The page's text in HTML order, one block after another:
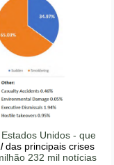
Unidos - que
das principais crises
232 mil notícias